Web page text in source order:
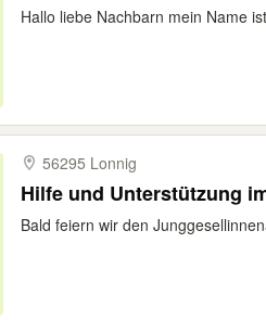
Hallo liebe Nachbarn mein Name
56295 Lonnig
Hilfe und Unterstützung
Bald feiern wir den